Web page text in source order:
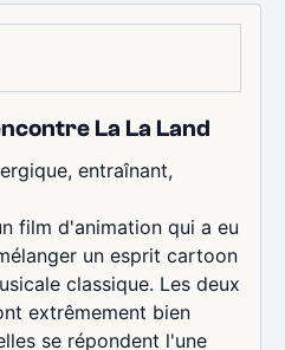
La La Land
entraînant,
film d'animation qui a eu
un esprit cartoon
classique. Les deux
extrêmement bien
se répondent l'une